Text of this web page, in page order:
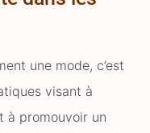
une mode, c’est
visant à
à promouvoir un